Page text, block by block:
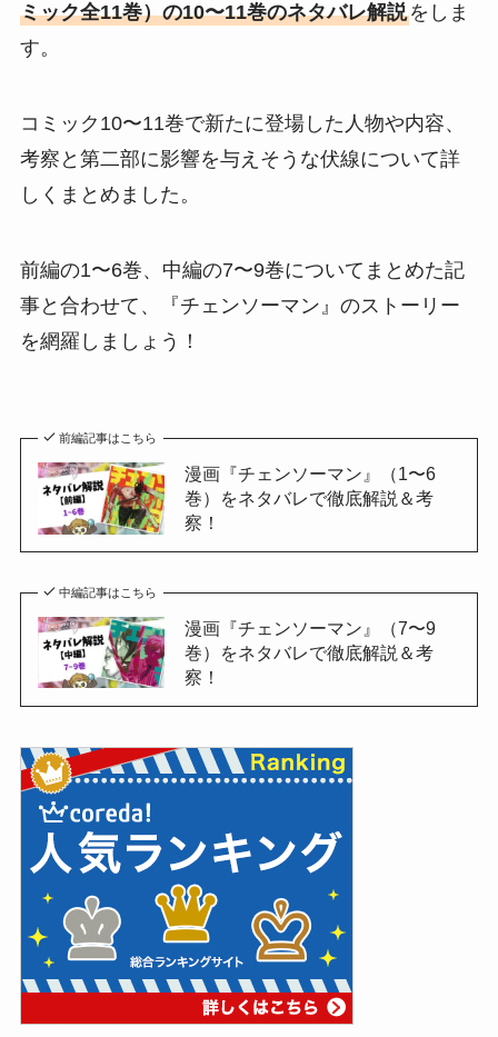
ミック全11巻）の10〜11巻のネタバレ解説をしま
す。
コミック10〜11巻で新たに登場した人物や内容、
考察と第二部に影響を与えそうな伏線について詳
しくまとめました。
前編の1〜6巻、中編の7〜9巻についてまとめた記
事と合わせて、『チェンソーマン』のストーリー
を網羅しましょう！
前編記事はこちら
漫画『チェンソーマン』（1〜6
巻）をネタバレで徹底解説＆考
察！
中編記事はこちら
漫画『チェンソーマン』（7〜9
巻）をネタバレで徹底解説＆考
察！